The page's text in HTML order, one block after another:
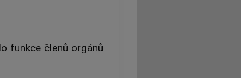
funkce členů orgánů